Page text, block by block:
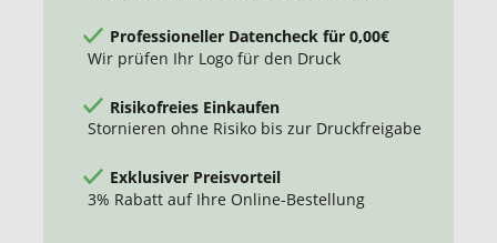
Professioneller Datencheck für 0,00€
Wir prüfen Ihr Logo für den Druck
Risikofreies Einkaufen
Stornieren ohne Risiko bis zur Druckfreigabe
Exklusiver Preisvorteil
3% Rabatt auf Ihre Online-Bestellung